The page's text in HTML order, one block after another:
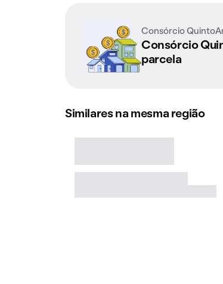
Consórcio
Consórcio
parcela
Similares na mesma região